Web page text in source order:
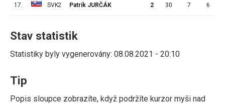
17. SVK2 Patrik JURČÁK 2 30 7 6
Stav statistik
Statistiky byly vygenerovány: 08.08.2021 - 20:10
Tip
Popis sloupce zobrazíte, když podržíte kurzor myši nad